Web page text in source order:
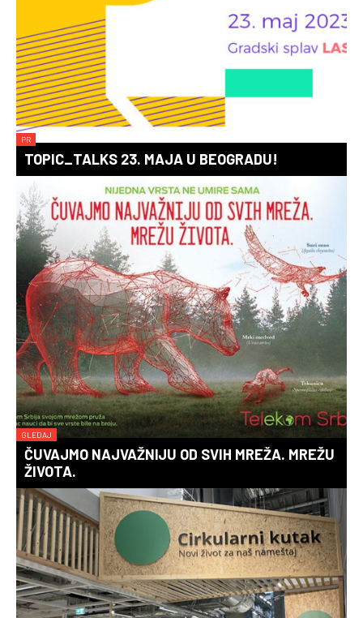
PR
TOPIC_TALKS 23. MAJA U BEOGRADU!
GLEDAJ
ČUVAJMO NAJVAŽNIJU OD SVIH MREŽA. MREŽU
ŽIVOTA.